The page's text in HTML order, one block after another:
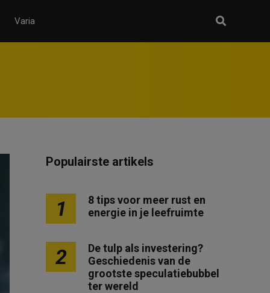
Varia
Populairste artikels
1
8 tips voor meer rust en
energie in je leefruimte
2
De tulp als investering?
Geschiedenis van de
grootste speculatiebubbel
ter wereld